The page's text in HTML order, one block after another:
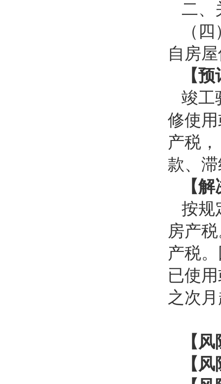
二、
（
自房
【
竣工
修使
产税
款、
【
按规
房产
产税
已使
之次
【
【